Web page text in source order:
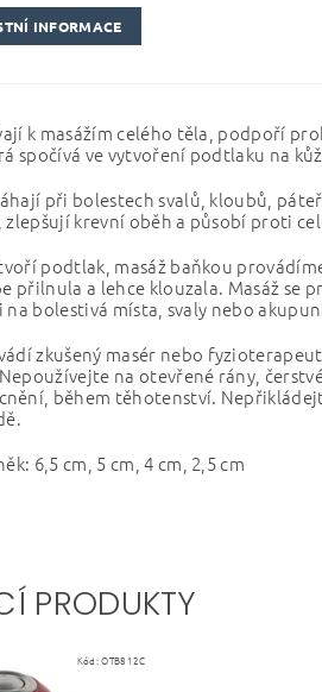
INFORMACE
k masážím celého těla, podpoří
spočívá ve vytvoření podtlaku na
při bolestech svalů, kloubů,
krevní oběh a působí proti
podtlak, masáž baňkou
přilnula a lehce klouzala. Masáž se
bolestivá místa, svaly nebo
zkušený masér nebo
na otevřené rány,
během těhotenství.
6,5 cm, 5 cm, 4 cm, 2,5 cm
PRODUKTY
Kód:OTB812C